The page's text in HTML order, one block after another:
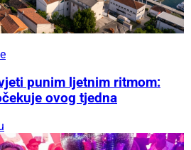
punim ljetnim ritmom:
ovog tjedna